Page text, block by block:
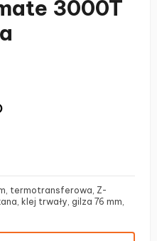
3000T
termotransferowa, Z-
klej trwały, gilza 76 mm,